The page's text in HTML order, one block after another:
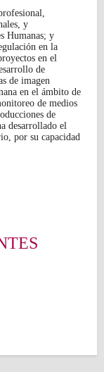
y
Humanas; y
en la
en el
de
de imagen
en el ámbito de
de medios
de
desarrollado el
por su capacidad